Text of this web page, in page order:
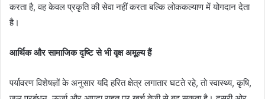
करता है, वह केवल प्रकृति की सेवा नहीं करता बल्कि लोककल्याण में योगदान देता
है।
आर्थिक और सामाजिक दृष्टि से भी वृक्ष अमूल्य हैं
पर्यावरण विशेषज्ञों के अनुसार यदि हरित क्षेत्र लगातार घटते रहे, तो स्वास्थ्य, कृषि,